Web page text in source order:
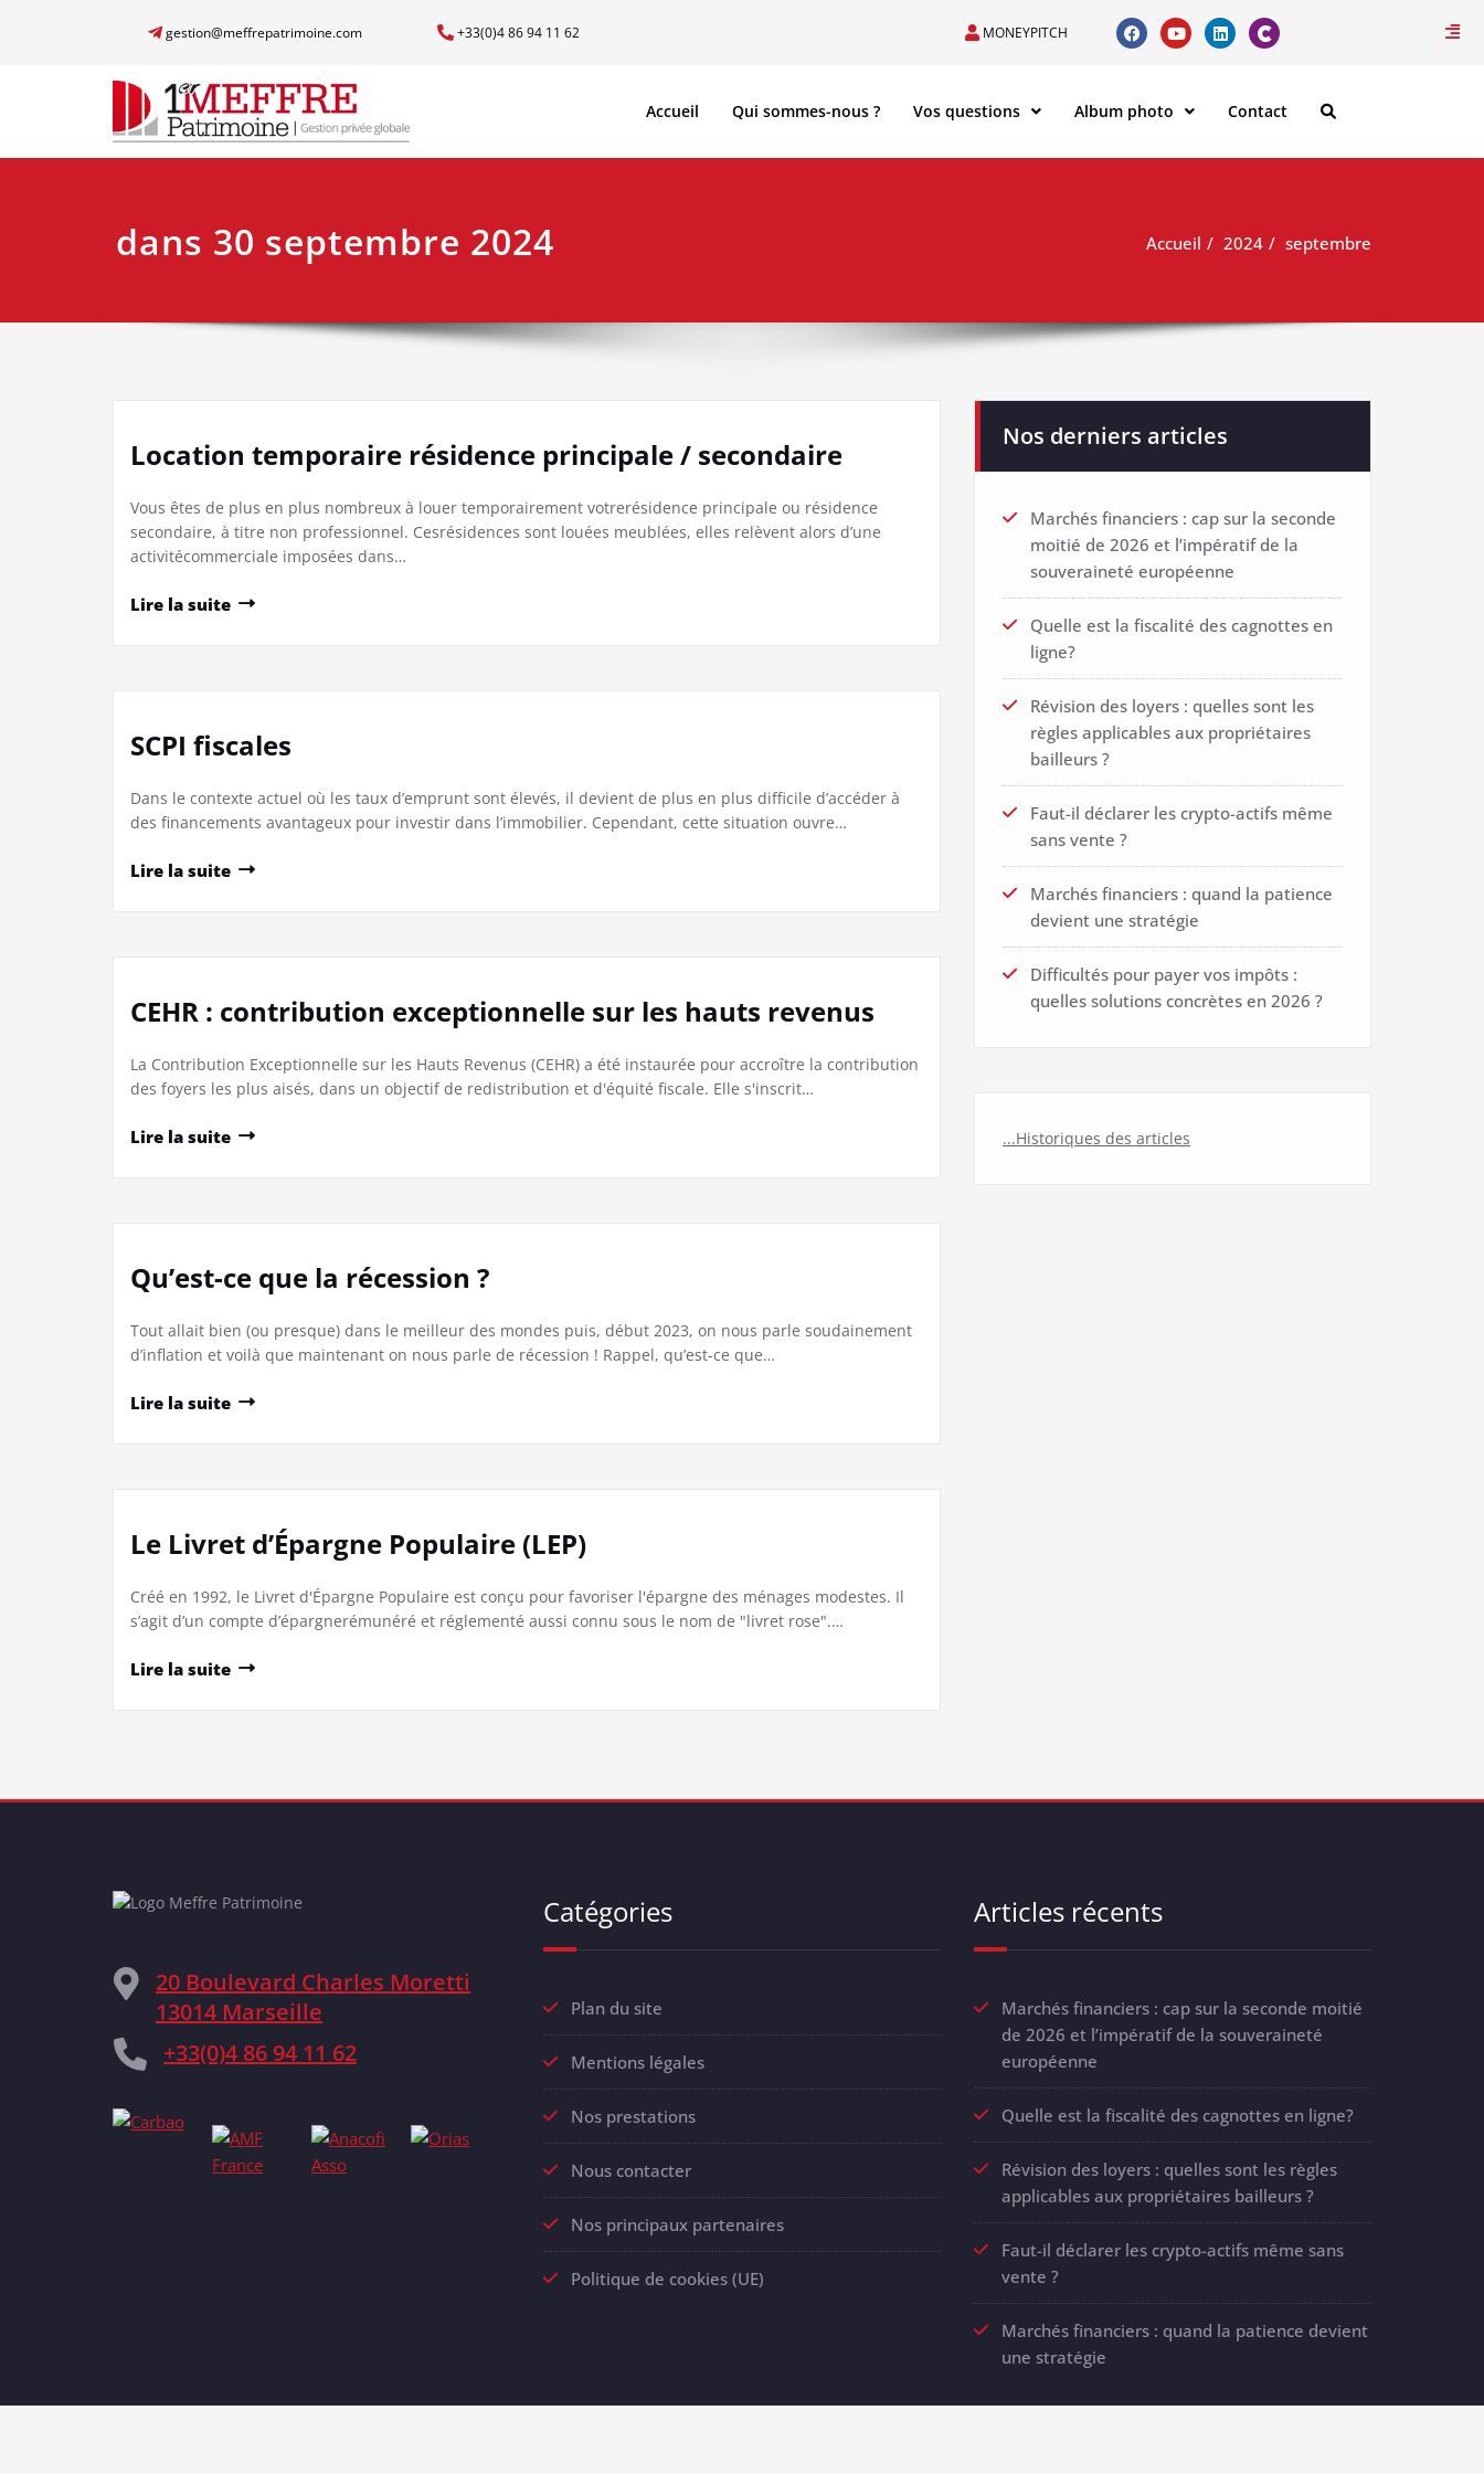
gestion@meffrepatrimoine.com +33(0)4 86 94 11 62 MONEYPITCH
Accueil Qui sommes-nous ? Vos questions Album photo Contact
dans 30 septembre 2024 Accueil 2024 septembre
Location temporaire résidence principale / secondaire
Vous êtes de plus en plus nombreux à louer temporairement votrerésidence principale ou résidence
secondaire, à titre non professionnel. Cesrésidences sont louées meublées, elles relèvent alors d’une
activitécommerciale imposées dans…
Lire la suite
SCPI fiscales
Dans le contexte actuel où les taux d’emprunt sont élevés, il devient de plus en plus difficile d’accéder à
des financements avantageux pour investir dans l’immobilier. Cependant, cette situation ouvre…
Lire la suite
CEHR : contribution exceptionnelle sur les hauts revenus
La Contribution Exceptionnelle sur les Hauts Revenus (CEHR) a été instaurée pour accroître la contribution
des foyers les plus aisés, dans un objectif de redistribution et d'équité fiscale. Elle s'inscrit…
Lire la suite
Qu’est-ce que la récession ?
Tout allait bien (ou presque) dans le meilleur des mondes puis, début 2023, on nous parle soudainement
d’inflation et voilà que maintenant on nous parle de récession ! Rappel, qu’est-ce que…
Lire la suite
Le Livret d’Épargne Populaire (LEP)
Créé en 1992, le Livret d'Épargne Populaire est conçu pour favoriser l'épargne des ménages modestes. Il
s’agit d’un compte d’épargnerémunéré et réglementé aussi connu sous le nom de "livret rose".…
Lire la suite
Nos derniers articles
Marchés financiers : cap sur la seconde
moitié de 2026 et l’impératif de la
souveraineté européenne
Quelle est la fiscalité des cagnottes en
ligne?
Révision des loyers : quelles sont les
règles applicables aux propriétaires
bailleurs ?
Faut-il déclarer les crypto-actifs même
sans vente ?
Marchés financiers : quand la patience
devient une stratégie
Difficultés pour payer vos impôts :
quelles solutions concrètes en 2026 ?
...Historiques des articles
20 Boulevard Charles Moretti
13014 Marseille
+33(0)4 86 94 11 62
Catégories
Plan du site
Mentions légales
Nos prestations
Nous contacter
Nos principaux partenaires
Politique de cookies (UE)
Articles récents
Marchés financiers : cap sur la seconde moitié
de 2026 et l’impératif de la souveraineté
européenne
Quelle est la fiscalité des cagnottes en ligne?
Révision des loyers : quelles sont les règles
applicables aux propriétaires bailleurs ?
Faut-il déclarer les crypto-actifs même sans
vente ?
Marchés financiers : quand la patience devient
une stratégie